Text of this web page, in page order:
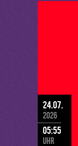
24.07.
2026
05:55
Uhr